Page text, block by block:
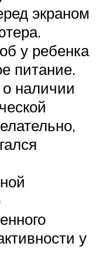
экраном
у ребенка
питание.
наличии
у